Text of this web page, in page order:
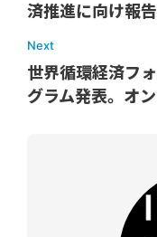
済推進に向け報
Next
世界循環経済フ
グラム発表。オ